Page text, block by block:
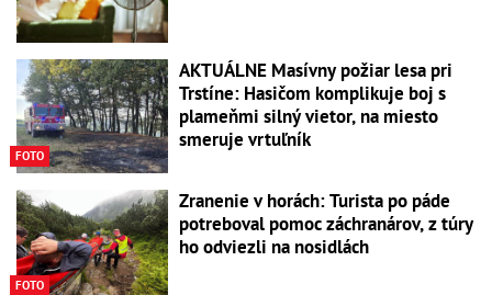
FOTO
AKTUÁLNE Masívny požiar lesa pri
Trstíne: Hasičom komplikuje boj s
plameňmi silný vietor, na miesto
smeruje vrtuľník
FOTO
Zranenie v horách: Turista po páde
potreboval pomoc záchranárov, z túry
ho odviezli na nosidlách